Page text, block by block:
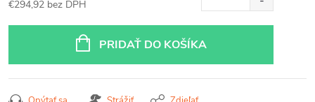
€294,92 bez DPH
PRIDAŤ DO KOŠÍKA